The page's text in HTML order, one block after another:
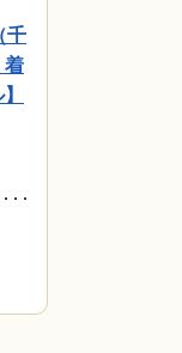
千
着